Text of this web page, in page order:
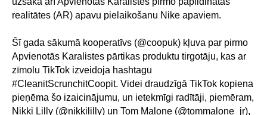
realitātes (AR) apavu pielaikošanu Nike apaviem.
Šī gada sākumā kooperatīvs (@coopuk) kļuva par pirmo
Apvienotās Karalistes pārtikas produktu tirgotāju, kas ar
zīmolu TikTok izveidoja hashtagu
#CleanitScrunchitCoopit. Videi draudzīgā TikTok kopiena
pieņēma šo izaicinājumu, un ietekmīgi radītāji, piemēram,
Nikki Lilly (@nikkililly) un Tom Malone (@tommalone_jr),